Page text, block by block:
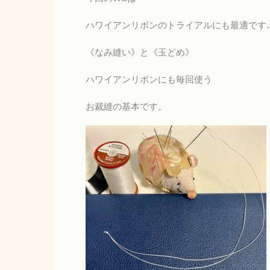
ハワイアンリボンのトライアルにも最適です
《なみ縫い》と《玉どめ》
ハワイアンリボンにも毎回使う
お裁縫の基本です。